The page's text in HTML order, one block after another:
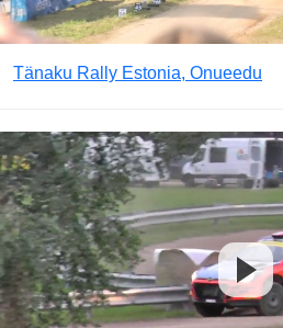
Tänaku Rally Estonia, Onueedu